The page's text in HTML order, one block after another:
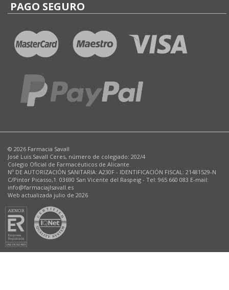
PAGO SEGURO
© 2026 Farmacia Savall
José Luis Savall Ceres, número de colegiado: 202/4
Colegio Oficial de Farmacéuticos de Alicante
Nº DE AUTORIZACIÓN SANITARIA: A230F - IDENTIFICACIÓN FISCAL: 21481529-N
C/Pintor Picasso,1. 03690 San Vicente del Raspeig - Tel: 965 660 083 E-mail:
info@farmaciajlsavall.es
Web actualizada julio de 2026